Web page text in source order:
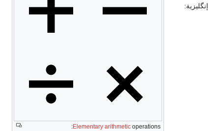
Elementary arithmetic operations:
إنگليزية: